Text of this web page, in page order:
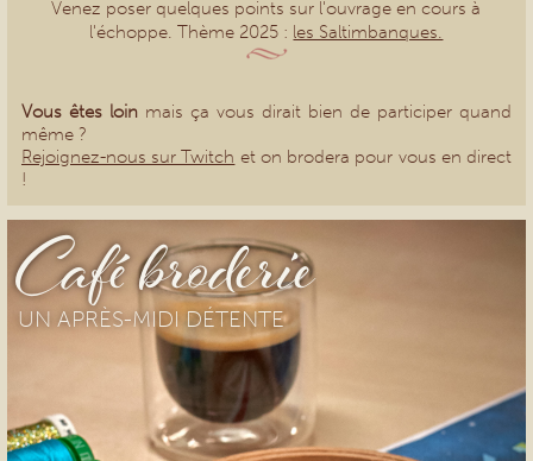
Venez poser quelques points sur l'ouvrage en cours à
l'échoppe. Thème 2025 : les Saltimbanques.
Vous êtes loin mais ça vous dirait bien de participer quand
même ?
Rejoignez-nous sur Twitch et on brodera pour vous en direct
!
Café broderie
UN APRÈS-MIDI DÉTENTE